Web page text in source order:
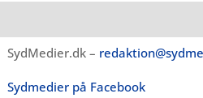
SydMedier.dk –
Sydmedier på Facebook